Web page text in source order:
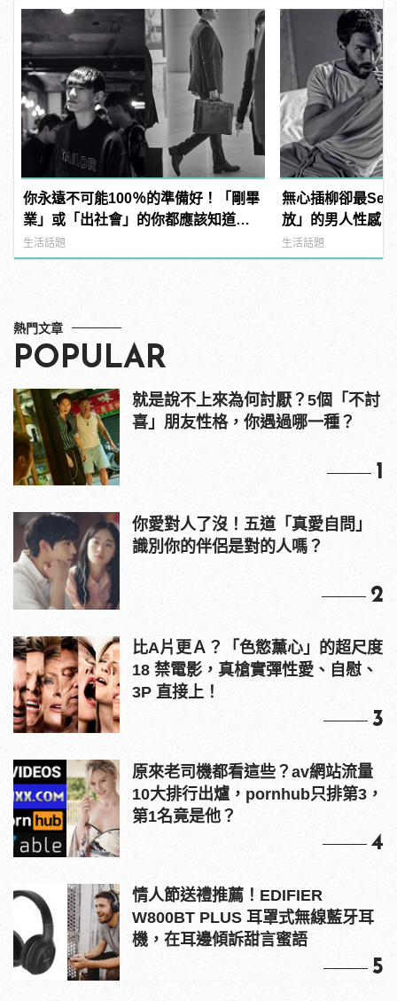
你永遠不可能100％的準備好！「剛畢
業」或「出社會」的你都應該知道的8
件事！
生活話題
無心插柳卻最
放」的男人性感
manfashion這樣
生活話題
熱門文章
POPULAR
就是說不上來為何討厭？5個「不討
喜」朋友性格，你遇過哪一種？
1
你愛對人了沒！五道「真愛自問」
識別你的伴侶是對的人嗎？
2
比A片更Ａ？「色慾薰心」的超尺度
18 禁電影，真槍實彈性愛、自慰、
3P 直接上！
3
原來老司機都看這些？av網站流量
10大排行出爐，pornhub只排第3，
第1名竟是他？
4
情人節送禮推薦！EDIFIER
W800BT PLUS 耳罩式無線藍牙耳
機，在耳邊傾訴甜言蜜語
5